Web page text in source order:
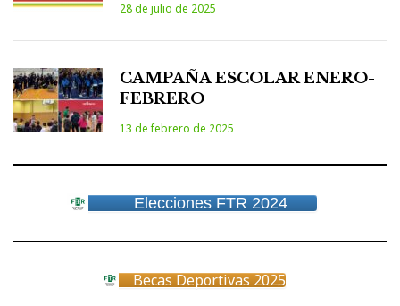
28 de julio de 2025
CAMPAÑA ESCOLAR ENERO-
FEBRERO
13 de febrero de 2025
Elecciones FTR 2024
Becas Deportivas 2025